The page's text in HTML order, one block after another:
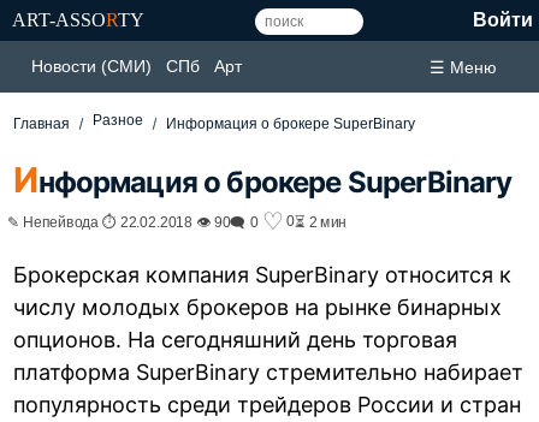
ART-ASSORTY Войти
Новости (СМИ) СПб Арт ☰ Меню
Главная Разное Информация о брокере SuperBinary
Информация о брокере SuperBinary
✎ Непейвода ⏱ 22.02.2018 👁 90🗨 0 ♡ 0⏳ 2 мин
Брокерская компания SuperBinary относится к
числу молодых брокеров на рынке бинарных
опционов. На сегодняшний день торговая
платформа SuperBinary стремительно набирает
популярность среди трейдеров России и стран